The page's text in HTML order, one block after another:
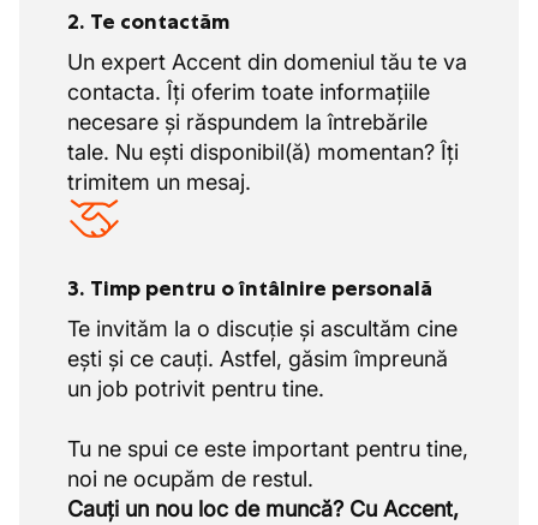
2. Te contactăm
Un expert Accent din domeniul tău te va
contacta. Îți oferim toate informațiile
necesare și răspundem la întrebările
tale. Nu ești disponibil(ă) momentan? Îți
trimitem un mesaj.
3. Timp pentru o întâlnire personală
Te invităm la o discuție și ascultăm cine
ești și ce cauți. Astfel, găsim împreună
un job potrivit pentru tine.
Tu ne spui ce este important pentru tine,
Cauți un nou loc de muncă? Cu Accent,